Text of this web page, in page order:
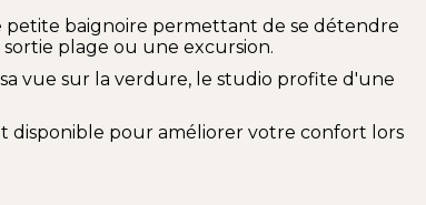
petite baignoire permettant de se détendre
plage ou une excursion.
vue sur la verdure, le studio profite d'une
disponible pour améliorer votre confort lors